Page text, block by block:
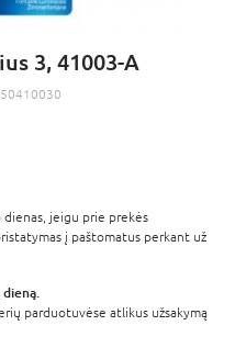
3, 41003-A
jeigu prie prekės
į paštomatus perkant už
parduotuvėse atlikus užsakymą